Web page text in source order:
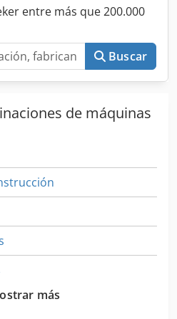
simplemente llame o
Gerstenstraße 2, 17034
precios son netos más IVA –
Tvkjfx Algoha
entre más que 200.000
Buscar
de máquinas
más